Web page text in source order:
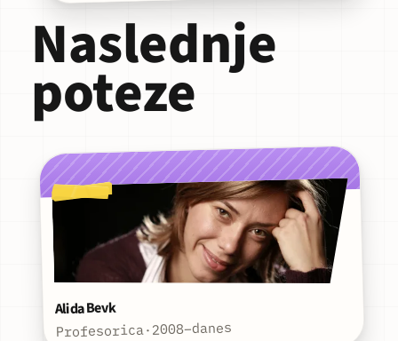
Naslednje
poteze
Alida Bevk
Profesorica·2008–danes